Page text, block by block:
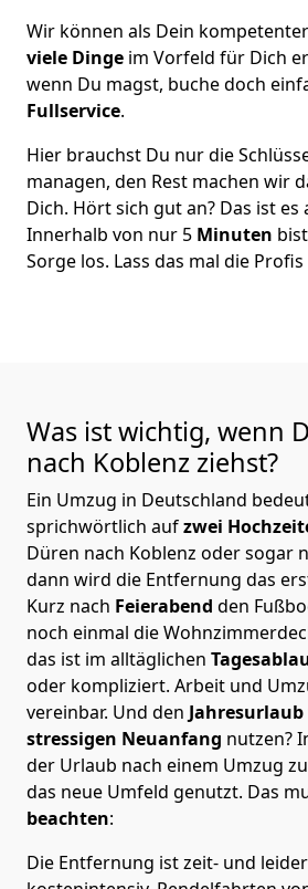
Wir können als Dein
viele Dinge im Vorfeld für Dich
wenn Du magst, buche doch
Fullservice.
Hier brauchst Du nur die
managen, den Rest machen wir
Dich. Hört sich gut an? Das ist es
Innerhalb von nur 5 Minuten
Sorge los. Lass das mal die
Was ist wichtig, wenn
nach Koblenz ziehst?
Ein Umzug in Deutschland
sprichwörtlich aufzwei
Düren nach Koblenz oder sogar
dann wird die Entfernung das
Kurz nach Feierabend den
noch einmal die
das ist im alltäglichen
oder kompliziert. Arbeit und
vereinbar. Und den Jahresurlaub
stressigen Neuanfang nutzen?
der Urlaub nach einem Umzug
das neue Umfeld genutzt. Das
beachten:
Die Entfernung ist zeit- und